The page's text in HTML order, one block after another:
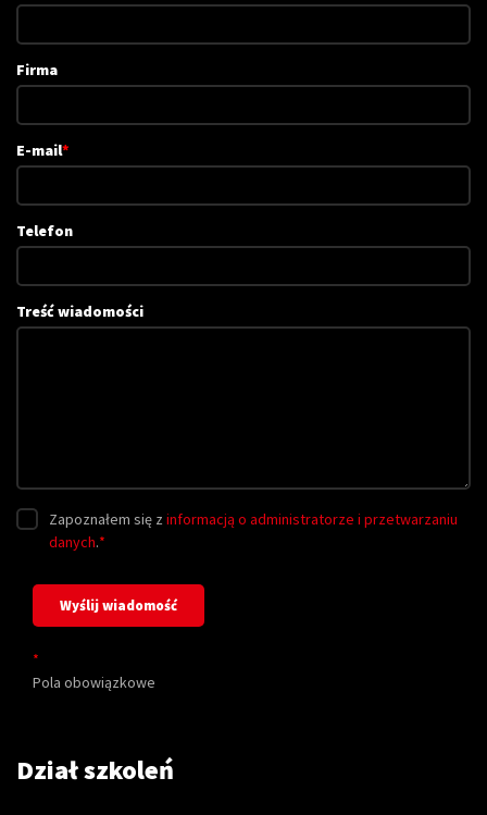
Firma
E-mail*
Telefon
Treść wiadomości
Zapoznałem się z informacją o administratorze i przetwarzaniu
danych.*
*
Pola obowiązkowe
Dział szkoleń